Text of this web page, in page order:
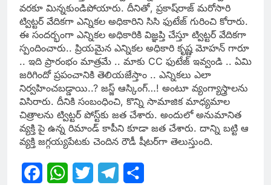
వ‌ర‌కూ మిన్న‌కుండిపోయారు. దీనితో, ప్ర‌కాష్‌రాజ్ మ‌రోసారి
ట్విట్ట‌ర్ వేదిక‌గా ఎన్నిక‌ల అధికారిని సిసి ఫుటేజ్ గురించి కోరారు.
ఈ సందర్భంగా ఎన్నికల అధికారికి విజ్ఞప్తి చేస్తూ ట్విట్టర్ వేదికగా
స్పందించారు.. ప్రియమైన ఎన్నికల అధికారి కృష్ణ మోహన్ గారూ
.. ఇది ప్రారంభం మాత్రమే .. మాకు CC ఫుటేజ్ ఇవ్వండి .. ఏమి
జరిగిందో ప్రపంచానికి తెలియజేస్తాం .. ఎన్నికలు ఎలా
నిర్వహించబడ్డాయి..? జ‌స్జ్ ఆస్కింగ్‌…! అంటూ వ్యంగ్యాస్త్రాల‌ను
విసిరారు. దీనికి సంబంధించి, కొన్ని సామాజిక మాధ్య‌మాల
చిత్రాల‌ను ట్విట్ట‌ర్ పోస్ట్‌కు జ‌త‌ చేశారు. అందులో అనుమానిత‌
వ్య‌క్తి పై ఉన్న రిమాండ్ కాపీని కూడా జ‌త చేశారు. దాన్ని బ‌ట్టి ఆ
వ్య‌క్తి జ‌గ్గ‌య్య‌పేట‌కు చెందిన రౌడీ షీట‌ర్‌గా తెలుస్తుంది.
FacebookWhatsApp
Twitter Telegram